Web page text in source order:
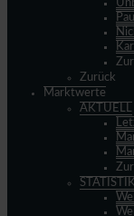
Zurück
Marktwerte
AKTUELL